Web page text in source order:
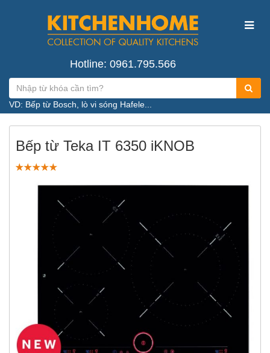
Hotline: 0961.795.566
VD: Bếp từ Bosch, lò vi sóng Hafele...
Bếp từ Teka IT 6350 iKNOB